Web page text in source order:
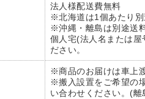
法人様配送費無料
※北海道は1個あたり
※沖縄・離島は別途送
個人宅(法人名または屋
ださい。
※商品のお届けは車上
※搬入設置をご希望の
い合わせください。(